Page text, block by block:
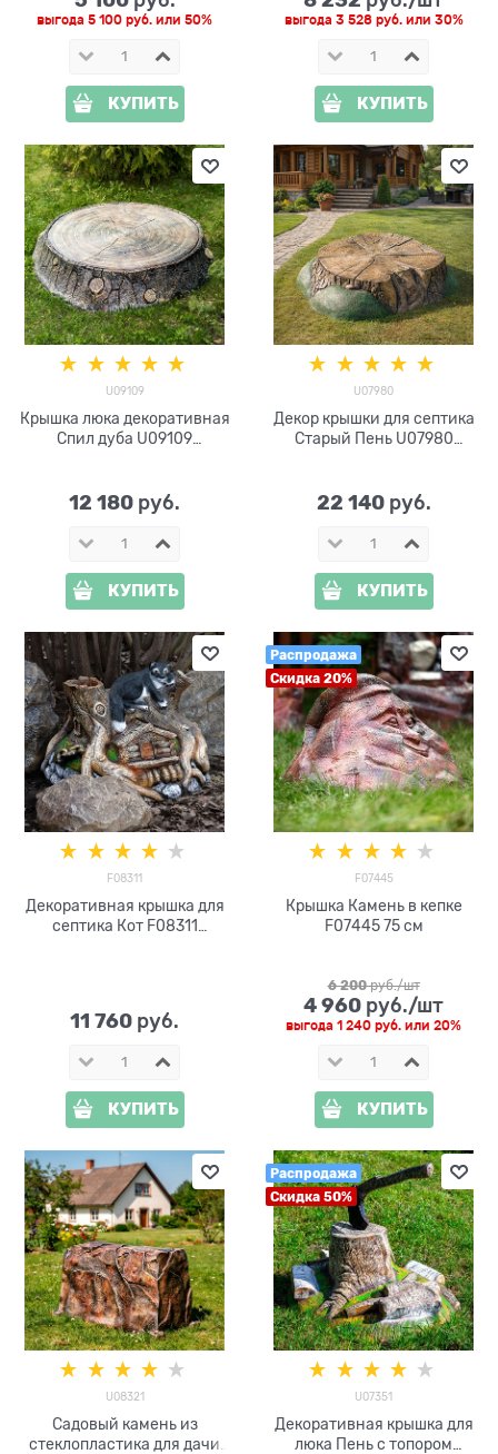
выгода 5 100 руб. или 50%
КУПИТЬ
выгода 3 528 руб.или 30%
КУПИТЬ
U09109
Крышка люка декоративная
Спил дуба U09109
12 180 руб.
КУПИТЬ
U07980
Декор крышки для септика
Старый Пень U07980
22 140 руб.
КУПИТЬ
F08311
Декоративная крышка для
септика Кот F08311
11 760 руб.
КУПИТЬ
Распродажа
Скидка 20%
F07445
Крышка Камень в кепке
F07445 75 см
6 200 руб./шт
4 960 руб./шт
выгода 1 240 руб. или 20%
КУПИТЬ
U08321
Садовый камень из
стеклопластика для дачи
Распродажа
Скидка 50%
U07351
Декоративная крышка для
люка Пень с топором